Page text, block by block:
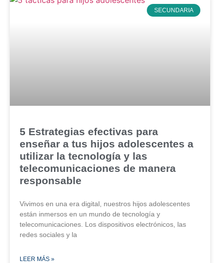
SECUNDARIA
5 Estrategias efectivas para
enseñar a tus hijos adolescentes a
utilizar la tecnología y las
telecomunicaciones de manera
responsable
Vivimos en una era digital, nuestros hijos adolescentes
están inmersos en un mundo de tecnología y
telecomunicaciones. Los dispositivos electrónicos, las
redes sociales y la
LEER MÁS »